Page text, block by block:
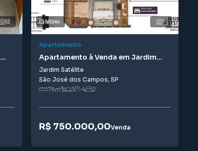
12 7
Vídeo
Apartamento
Apartamento à Venda em Jardim
Satélite
Jardim Satélite
São José dos Campos, SP
76m² 3 4 2
R$ 750.000,00Venda